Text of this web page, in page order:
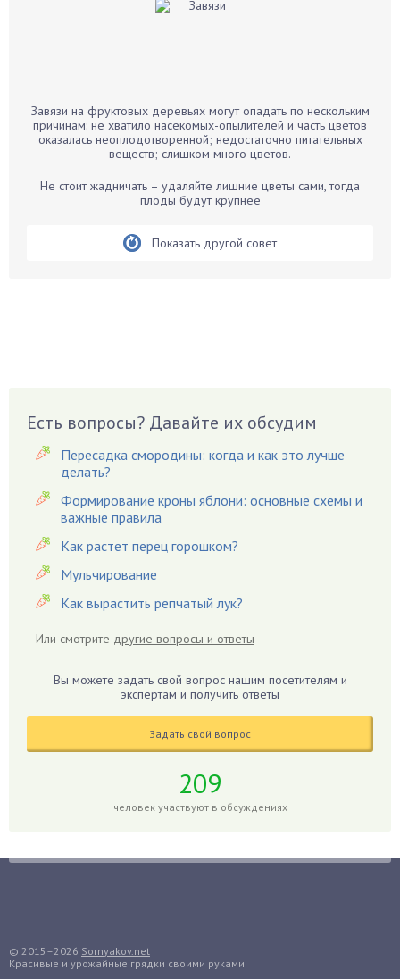
Бархатцы
Бегония
Бирючина
Вишня
Вредители
Гардения
Гацания
Гвоздики
Георгины
Герань
Гиацинт
Гиппеаструм
Годжи
Голубика
Гуава
Гузмания
Завязи на фруктовых деревьях могут опадать по нескольким
причинам: не хватило насекомых-опылителей и часть цветов
оказалась неоплодотворенной; недостаточно питательных
веществ; слишком много цветов.
Не стоит жадничать – удаляйте лишние цветы сами, тогда
плоды будут крупнее
Показать другой совет
Есть вопросы? Давайте их обсудим
Пересадка смородины: когда и как это лучше
делать?
Формирование кроны яблони: основные схемы и
важные правила
Как растет перец горошком?
Мульчирование
Как вырастить репчатый лук?
Или смотрите другие вопросы и ответы
Вы можете задать свой вопрос нашим посетителям и
экспертам и получить ответы
Задать свой вопрос
209
человек участвуют в обсуждениях
© 2015–2026 Sornyakov.net
Красивые и урожайные грядки своими руками